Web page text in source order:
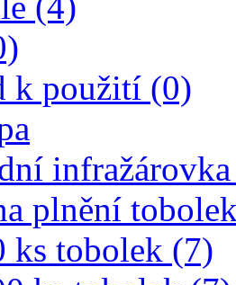
k použití (0)
plnění
ks tobolek (7)